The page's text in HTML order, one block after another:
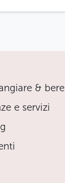
& bere
e servizi